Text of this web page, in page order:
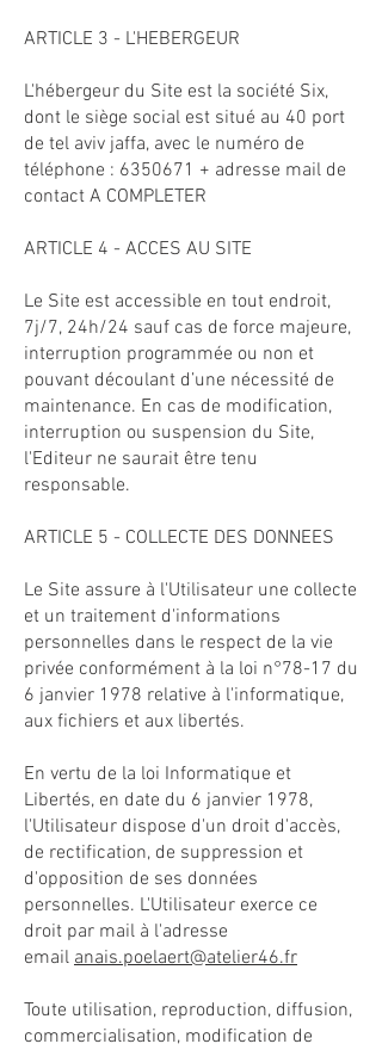
ARTICLE 3 - L'HEBERGEUR
L'hébergeur du Site est la société Six,
dont le siège social est situé au 40 port
de tel aviv jaffa, avec le numéro de
téléphone : 6350671 + adresse mail de
contact A COMPLETER
ARTICLE 4 - ACCES AU SITE
Le Site est accessible en tout endroit,
7j/7, 24h/24 sauf cas de force majeure,
interruption programmée ou non et
pouvant découlant d’une nécessité de
maintenance. En cas de modification,
interruption ou suspension du Site,
l'Editeur ne saurait être tenu
responsable.
ARTICLE 5 - COLLECTE DES DONNEES
Le Site assure à l'Utilisateur une collecte
et un traitement d'informations
personnelles dans le respect de la vie
privée conformément à la loi n°78-17 du
6 janvier 1978 relative à l'informatique,
aux fichiers et aux libertés.
En vertu de la loi Informatique et
Libertés, en date du 6 janvier 1978,
l'Utilisateur dispose d'un droit d'accès,
de rectification, de suppression et
d'opposition de ses données
personnelles. L'Utilisateur exerce ce
droit par mail à l'adresse
email anais.poelaert@atelier46.fr
Toute utilisation, reproduction, diffusion,
commercialisation, modification de